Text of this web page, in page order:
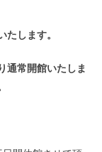
します。
通常開館いたしま